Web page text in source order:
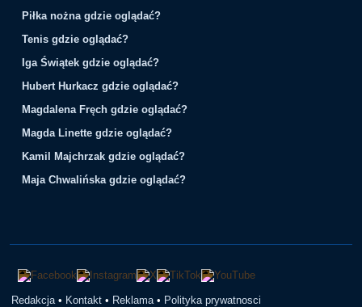
Piłka nożna gdzie oglądać?
Tenis gdzie oglądać?
Iga Świątek gdzie oglądać?
Hubert Hurkacz gdzie oglądać?
Magdalena Fręch gdzie oglądać?
Magda Linette gdzie oglądać?
Kamil Majchrzak gdzie oglądać?
Maja Chwalińska gdzie oglądać?
Redakcja • Kontakt • Reklama • Polityka prywatnosci